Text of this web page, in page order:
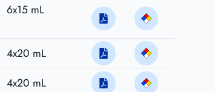
6x15 mL
4x20 mL
4x20 mL